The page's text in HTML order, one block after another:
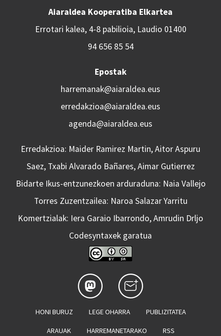
Aiaraldea Kooperatiba Elkartea
Errotari kalea, 4-8 pabilioia, Laudio 01400
94 656 85 54
Epostak
harremanak@aiaraldea.eus
erredakzioa@aiaraldea.eus
agenda@aiaraldea.eus
Erredakzioa: Maider Ramirez Martin, Aitor Aspuru
Saez, Txabi Alvarado Bañares, Aimar Gutierrez
Bidarte Ikus-entzunezkoen arduraduna: Naia Vallejo
Torres Zuzentzailea: Naroa Salazar Yarritu
Komertzialak: Iera Garaio Ibarrondo, Amrudin Drljo
Codesyntaxek garatua
HONI BURUZ LEGE OHARRA PUBLIZITATEA
ARAUAK HARREMANETARAKO RSS